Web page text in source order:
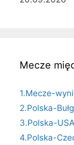
Mecze
1.Mecze-
2.Polska-
3.Polska-
4.Polska-